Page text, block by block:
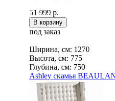
51 999 р.
под заказ
Ширина, см: 1270
Высота, см: 775
Глубина, см: 750
Ashley скамья